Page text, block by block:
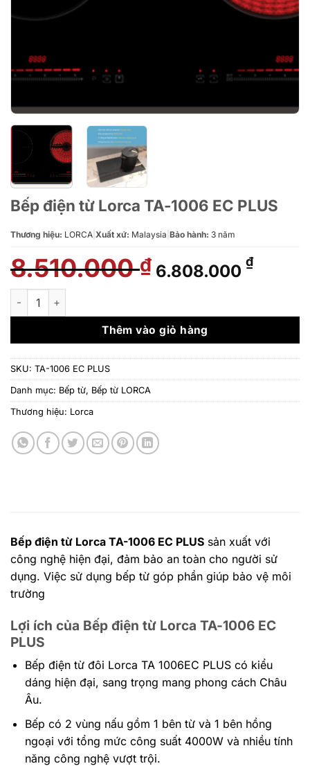
Bếp điện từ Lorca TA-1006 EC PLUS
Thương hiệu: LORCA Xuất xứ: Malaysia Bảo hành: 3 năm
8.510.000₫ Giá
gốc
8.510.000 ₫.
6.808.000 ₫Giá
là:
Bếp điện từ Lorca TA-1006 EC PLUS số lượng
Thêm vào giỏ hàng
SKU: TA-1006 EC PLUS
Danh mục: Bếp từ, Bếp từ LORCA
Thương hiệu: Lorca
Bếp điện từ Lorca TA-1006 EC PLUS sản xuất với
công nghệ hiện đại, đảm bảo an toàn cho người sử
dụng. Việc sử dụng bếp từ góp phần giúp bảo vệ môi
trường
Lợi ích của Bếp điện từ Lorca TA-1006 EC
PLUS
Bếp điện từ đôi Lorca TA 1006EC PLUS có kiểu
dáng hiện đại, sang trọng mang phong cách Châu
Âu.
Bếp có 2 vùng nấu gồm 1 bên từ và 1 bên hồng
ngoại với tổng mức công suất 4000W và nhiều tính
năng công nghệ vượt trội.